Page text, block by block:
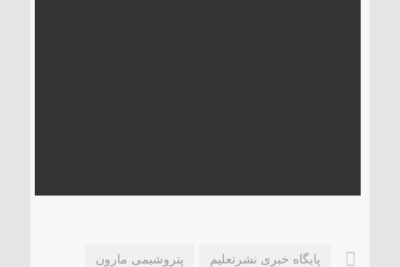
پایگاه خبری نشرتعلیم پتروشیمی مارون